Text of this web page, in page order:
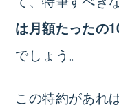
は月額たったの
でしょう。
この特約があれ